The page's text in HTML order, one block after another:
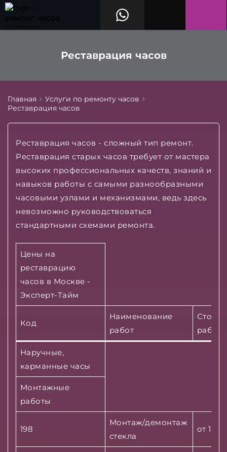
Реставрация часов
Главная
Услуги по ремонту часов
Реставрация часов
Реставрация часов - сложный тип ремонт.
Реставрация старых часов требует от мастера
высоких профессиональных качеств, знаний и
навыков работы с самыми разнообразными
часовыми узлами и механизмами, ведь здесь
невозможно руководствоваться
стандартными схемами ремонта.
Цены на
реставрацию
часов в Москве -
Эксперт-Тайм
Код
Наименование
работ
работ
Наручные,
карманные часы
Монтажные
работы
198
Монтаж/демонтаж
стекла
от